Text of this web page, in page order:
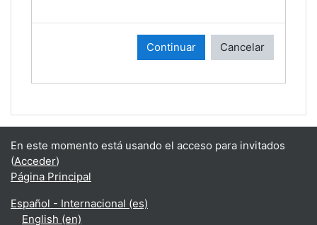
Continuar Cancelar
En este momento está usando el acceso para invitados
(Acceder)
Página Principal
Español - Internacional ‎(es)‎
English ‎(en)‎